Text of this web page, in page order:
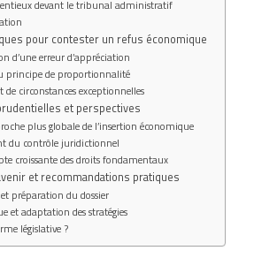
devant le tribunal administratif
pour contester un refus économique
d’une erreur d’appréciation
principe de proportionnalité
de circonstances exceptionnelles
et perspectives
plus globale de l’insertion économique
du contrôle juridictionnel
croissante des droits fondamentaux
et recommandations pratiques
préparation du dossier
et adaptation des stratégies
législative ?